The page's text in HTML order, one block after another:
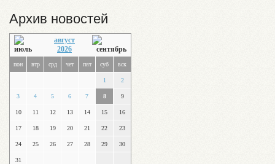
Архив новостей
август
2026
пон втр срд чет пят суб вск
1 2
3 4 5 6 7 8 9
10 11 12 13 14 15 16
17 18 19 20 21 22 23
24 25 26 27 28 29 30
31